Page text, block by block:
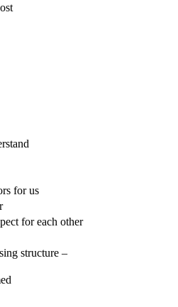
for us
for each other
structure –